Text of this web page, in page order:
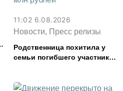
11:02 6.08.2026
Новости, Пресс релизы
Родственница похитила у
семьи погибшего участника